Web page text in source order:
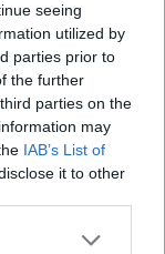
seeing
utilized by
parties prior to
the further
parties on the
may
IAB’s List of
it to other